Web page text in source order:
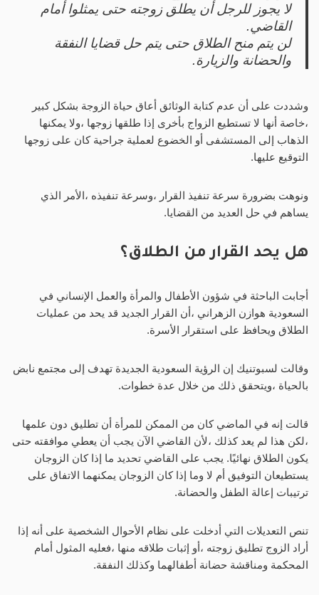
لا يجوز للرجل أن يطلق زوجته حتى يمثلوا أمام
القاضي.
لن يتم منح الطلاق حتى يتم حل قضايا النفقة
والحضانة والزيارة.
وشددت على أن عدم كتابة الوثائق أعاق حياة الزوجة بشكل كبير
،خاصة أنها لا تستطيع الزواج بأخرى إذا طلقها زوجها ،ولا يمكنها
الذهاب إلى المستشفى أو الخضوع لعملية جراحية كان على زوجها
التوقيع عليها.
ونوهت بضرورة سرعة تنفيذ القرار ،وسرعة تنفيذه ،الأمر الذي
يساهم في حل العديد من القضايا.
هل يحد القرار من الطلاق؟
أجابت الباحثة في شؤون الأطفال والمرأة والعمل الإنساني في
السعودية هوازن الزهراني ،أن القرار الجديد قد يحد من عمليات
الطلاق ويحافظ على استقرار الأسرة.
وقالت لسبوتنيك إن الرؤية السعودية الجديدة تهدف إلى مجتمع نابض
بالحياة ،ويتحقق ذلك من خلال عدة خطوات.
قالت إنه في الماضي كان من الممكن للمرأة أن تطليق دون علمها
،لكن هذا لم يعد كذلك ،لأن القاضي الآن يجب أن يعطي موافقته حتى
يكون الطلاق نهائيًا. يجب على القاضي تحديد ما إذا كان الزوجان
يستطيعان التوفيق أم لا وما إذا كان الزوجان يمكنهما الاتفاق على
ترتيبات إعالة الطفل والحضانة.
تنص التعديلات التي أدخلت على نظام الأحوال الشخصية على أنه إذا
أراد الزوج تطليق زوجته ،أو إثبات طلاقه منها ،فعليه المثول أمام
المحكمة ومناقشة حضانة أطفالهما وكذلك النفقة.